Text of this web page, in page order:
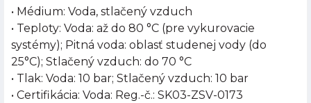
• Médium: Voda, stlačený vzduch
• Teploty: Voda: až do 80 °C (pre vykurovacie
systémy); Pitná voda: oblasť studenej vody (do
25°C); Stlačený vzduch: do 70 °C
• Tlak: Voda: 10 bar; Stlačený vzduch: 10 bar
• Certifikácia: Voda: Reg.-č.: SK03-ZSV-0173